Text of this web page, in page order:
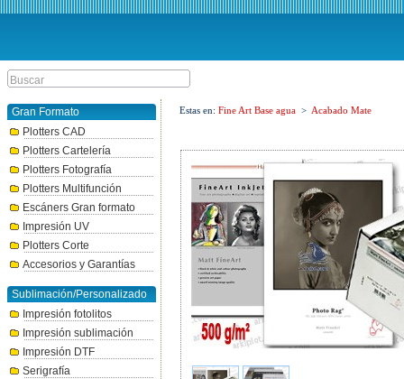
Gran Formato
Plotters CAD
Plotters Cartelería
Plotters Fotografía
Plotters Multifunción
Escáners Gran formato
Impresión UV
Plotters Corte
Accesorios y Garantías
Sublimación/Personalizado
Impresión fotolitos
Impresión sublimación
Impresión DTF
Serigrafía
Estas en: Fine Art Base agua > Acabado Mate